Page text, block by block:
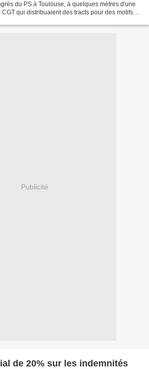
du PS à Toulouse, à quelques mètres d'une
qui distribuaient des tracts pour des motifs
Publicité
de 20% sur les indemnités